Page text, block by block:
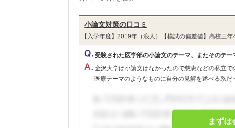
小論文対策の口コミ
【入学年度】2019年（浪人）【模試の偏差値】高校三
受験された医学部の小論文のテーマ、またそのテ
金沢大学は小論文はなかったので慈恵などの私立で
医療テーマのようなものに自分の見解を述べる系
まずは